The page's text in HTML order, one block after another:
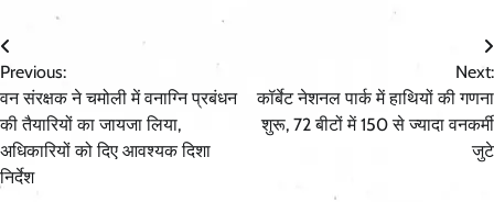
Post
navigation
Previous:
वन संरक्षक ने चमोली में वनाग्नि प्रबंधन
की तैयारियों का जायजा लिया,
अधिकारियों को दिए आवश्यक दिशा
निर्देश
Next:
कॉर्बेट नेशनल पार्क में हाथियों की गणना
शुरू, 72 बीटों में 150 से ज्यादा वनकर्मी
जुटे